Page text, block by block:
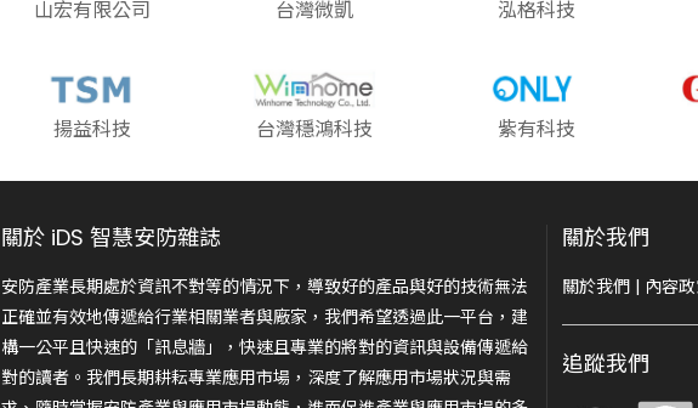
山宏有限公司 台灣微凱 泓格科技
揚益科技 台灣穩鴻科技 紫有科技
關於 iDS 智慧安防雜誌
安防產業長期處於資訊不對等的情況下，導致好的產品與好的技術無法
正確並有效地傳遞給行業相關業者與廠家，我們希望透過此一平台，建
構一公平且快速的「訊息牆」，快速且專業的將對的資訊與設備傳遞給
對的讀者。我們長期耕耘專業應用市場，深度了解應用市場狀況與需
關於我們
關於我們 | 內容
追蹤我們